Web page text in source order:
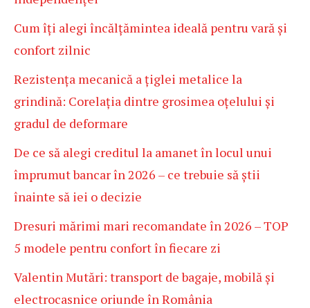
Cum îți alegi încălțămintea ideală pentru vară și
confort zilnic
Rezistența mecanică a țiglei metalice la
grindină: Corelația dintre grosimea oțelului și
gradul de deformare
De ce să alegi creditul la amanet în locul unui
împrumut bancar în 2026 – ce trebuie să știi
înainte să iei o decizie
Dresuri mărimi mari recomandate în 2026 – TOP
5 modele pentru confort în fiecare zi
Valentin Mutări: transport de bagaje, mobilă și
electrocasnice oriunde în România